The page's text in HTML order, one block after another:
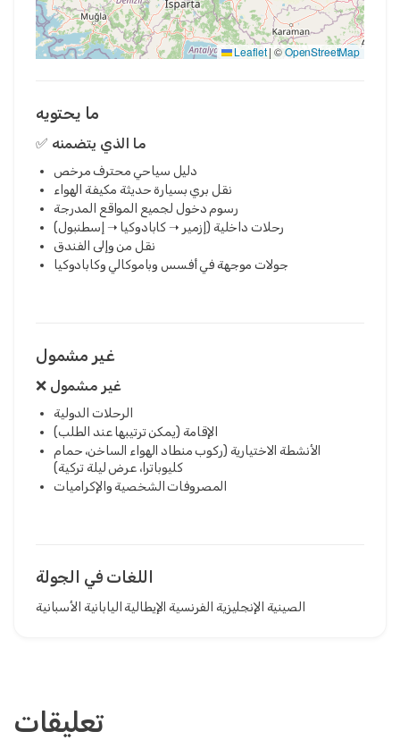
Leaflet | ©OpenStreetMap
ما يحتويه
✅ ما الذي يتضمنه
دليل سياحي محترف مرخص
نقل بري بسيارة حديثة مكيفة الهواء
رسوم دخول لجميع المواقع المدرجة
رحلات داخلية (إزمير ➝ كابادوكيا ➝ إسطنبول)
نقل من وإلى الفندق
جولات موجهة في أفسس وباموكالي وكابادوكيا
غير مشمول
❌ غير مشمول
الرحلات الدولية
الإقامة (يمكن ترتيبها عند الطلب)
الأنشطة الاختيارية (ركوب منطاد الهواء الساخن، حمام
كليوباترا، عرض ليلة تركية)
المصروفات الشخصية والإكراميات
اللغات في الجولة
الصينية الإنجليزية الفرنسية الإيطالية اليابانية الأسبانية
تعليقات